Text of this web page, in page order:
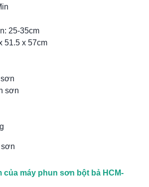
25-35cm
51.5 x 57cm
sơn
của máy phun sơn bột bả HCM-